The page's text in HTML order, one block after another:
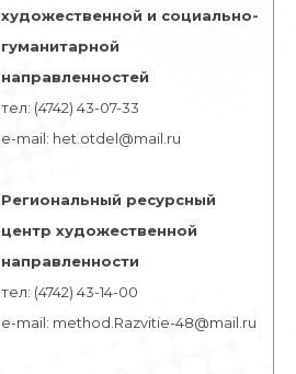
художественной и социально-
гуманитарной
направленностей
тел: (4742) 43-07-33
e-mail: het.otdel@mail.ru
Региональный ресурсный
центр художественной
направленности
тел: (4742) 43-14-00
е-mail: method.Razvitie-48@mail.ru